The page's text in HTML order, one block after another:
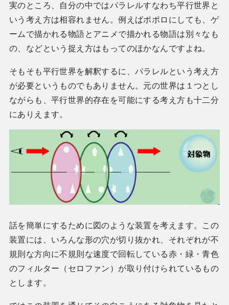
実のところ、自分の中ではパラレルすなわち平行世界と
いう考え方は相容れません。例えばポポロにしても、ゲ
ームで描かれる物語とアニメで描かれる物語は別々なも
の、などという捉え方はもってのほかなんですよね。
そもそも平行世界を解釈するに、パラレルという考え方
が必要というものでもありません。元の世界は１つとし
ながらも、平行世界的存在を可能にする考え方も十二分
にありえます。
話を簡単にするために図のような装置を考えます。この
装置には、いろんな形の穴が切り抜かれ、それぞれが不
規則な方向に不規則な速度で回転している赤・緑・青色
のフィルター（セロファン）が取り付けられているもの
とします。